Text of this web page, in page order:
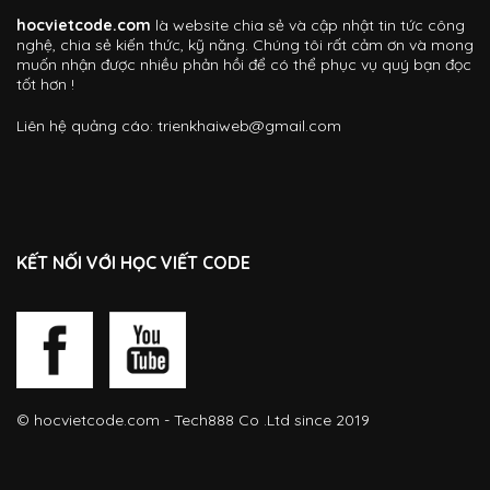
hocvietcode.com là website chia sẻ và cập nhật tin tức công
nghệ, chia sẻ kiến thức, kỹ năng. Chúng tôi rất cảm ơn và mong
muốn nhận được nhiều phản hồi để có thể phục vụ quý bạn đọc
tốt hơn !
Liên hệ quảng cáo: trienkhaiweb@gmail.com
KẾT NỐI VỚI HỌC VIẾT CODE
© hocvietcode.com - Tech888 Co .Ltd since 2019